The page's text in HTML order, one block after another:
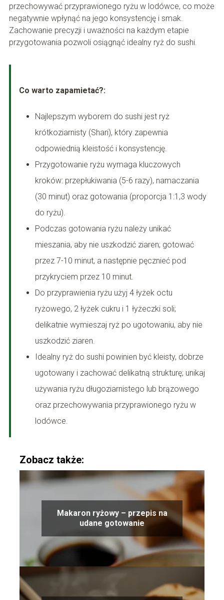
przechowywać przyprawionego ryżu w lodówce, co może
negatywnie wpłynąć na jego konsystencję i smak.
Zachowanie precyzji i uważności na każdym etapie
przygotowania pozwoli osiągnąć idealny ryż do sushi.
Co warto zapamietać?:
Najlepszym wyborem do sushi jest ryż
krótkoziarnisty (Shari), który zapewnia
odpowiednią kleistość i konsystencję.
Przygotowanie ryżu wymaga kluczowych
kroków: przepłukiwania (5-6 razy), namaczania
(30 minut) oraz gotowania (proporcja 1:1,3 wody
do ryżu).
Podczas gotowania ryżu należy unikać
mieszania, aby nie uszkodzić ziaren; gotować
przez 7-10 minut, a następnie pęcznieć pod
przykryciem przez 10 minut.
Do przyprawienia ryżu użyj 4 łyżek octu
ryżowego, 2 łyżek cukru i 1 łyżeczki soli;
delikatnie wymieszaj ryż po ugotowaniu, aby nie
uszkodzić ziaren.
Idealny ryż do sushi powinien być kleisty, dobrze
ugotowany i zachować delikatną strukturę; unikaj
używania ryżu długoziarnistego lub brązowego
oraz przechowywania przyprawionego ryżu w
lodówce.
Zobacz także:
Makaron ryżowy – przepis na
udane gotowanie